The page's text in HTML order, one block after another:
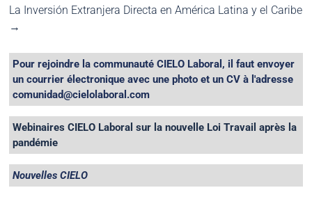
La Inversión Extranjera Directa en América Latina y el Caribe
→
Pour rejoindre la communauté CIELO Laboral, il faut envoyer
un courrier électronique avec une photo et un CV à l'adresse
comunidad@cielolaboral.com
Webinaires CIELO Laboral sur la nouvelle Loi Travail après la
pandémie
Nouvelles CIELO